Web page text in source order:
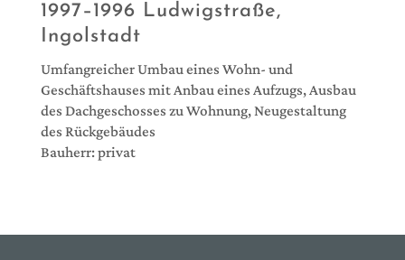
1997–1996 Ludwigstraße,
Ingolstadt
Umfangreicher Umbau eines Wohn- und
Geschäftshauses mit Anbau eines Aufzugs, Ausbau
des Dachgeschosses zu Wohnung, Neugestaltung
des Rückgebäudes
Bauherr: privat